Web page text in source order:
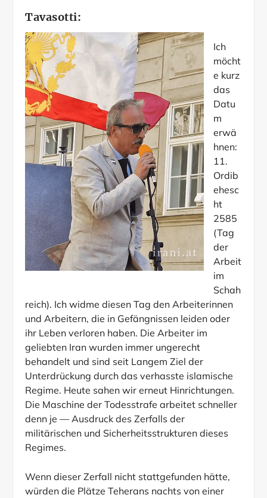
Tavasotti:
Ich
möcht
e kurz
das
Datu
m
erwä
hnen:
11.
Ordib
ehesc
ht
2585
(Tag
der
Arbeit
im
Schah
reich). Ich widme diesen Tag den Arbeiterinnen
und Arbeitern, die in Gefängnissen leiden oder
ihr Leben verloren haben. Die Arbeiter im
geliebten Iran wurden immer ungerecht
behandelt und sind seit Langem Ziel der
Unterdrückung durch das verhasste islamische
Regime. Heute sahen wir erneut Hinrichtungen.
Die Maschine der Todesstrafe arbeitet schneller
denn je — Ausdruck des Zerfalls der
militärischen und Sicherheitsstrukturen dieses
Regimes.
Wenn dieser Zerfall nicht stattgefunden hätte,
würden die Plätze Teherans nachts von einer